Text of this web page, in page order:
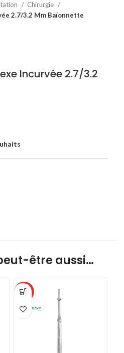
Chirurgie
2.7/3.2 Mm Baïonnette
Incurvée 2.7/3.2
être aussi…
-32%